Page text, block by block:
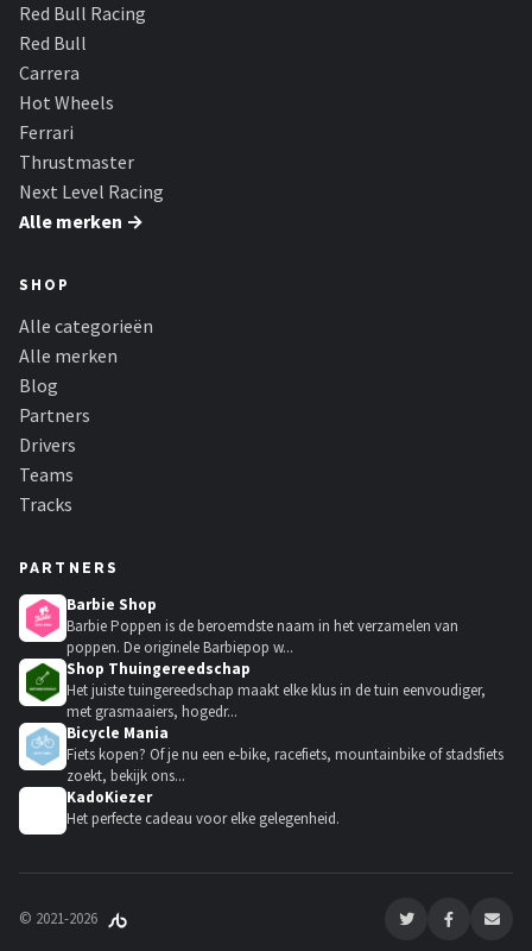
Red Bull Racing
Red Bull
Carrera
Hot Wheels
Ferrari
Thrustmaster
Next Level Racing
Alle merken →
SHOP
Alle categorieën
Alle merken
Blog
Partners
Drivers
Teams
Tracks
PARTNERS
Barbie Shop
Barbie Poppen is de beroemdste naam in het verzamelen van
poppen. De originele Barbiepop w...
Shop Thuingereedschap
Het juiste tuingereedschap maakt elke klus in de tuin eenvoudiger,
met grasmaaiers, hogedr...
Bicycle Mania
Fiets kopen? Of je nu een e-bike, racefiets, mountainbike of stadsfiets
zoekt, bekijk ons...
KadoKiezer
Het perfecte cadeau voor elke gelegenheid.
© 2021-2026